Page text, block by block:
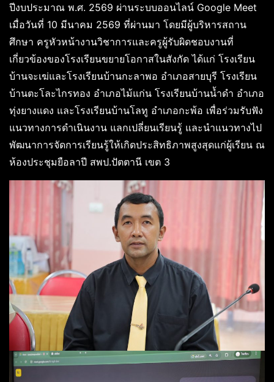
ปีงบประมาณ พ.ศ. 2569 ผ่านระบบออนไลน์ Google Meet
เมื่อวันที่ 10 มีนาคม 2569 ที่ผ่านมา โดยมีผู้บริหารสถาน
ศึกษา ครูหัวหน้างานวิชาการและครูผู้รับผิดชอบงานที่
เกี่ยวข้องของโรงเรียนขยายโอกาสในสังกัด ได้แก่ โรงเรียน
บ้านจะเฆ่และโรงเรียนบ้านกะลาพอ อำเภอสายบุรี โรงเรียน
บ้านตะโละไกรทอง อำเภอไม้แก่น โรงเรียนบ้านน้ำดำ อำเภอ
ทุ่งยางแดง และโรงเรียนบ้านโลทู อำเภอกะพ้อ เพื่อร่วมรับฟัง
แนวทางการดำเนินงาน แลกเปลี่ยนเรียนรู้ และนำแนวทางไป
พัฒนาการจัดการเรียนรู้ให้เกิดประสิทธิภาพสูงสุดแก่ผู้เรียน ณ
ห้องประชุมยือลาปี สพป.ปัตตานี เขต 3